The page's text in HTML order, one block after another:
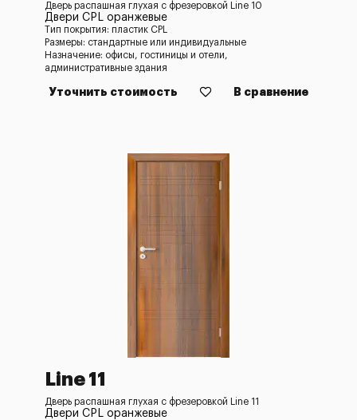
Дверь распашная глухая с фрезеровкой Line 10
Двери CPL оранжевые
Тип покрытия: пластик CPL
Размеры: стандартные или индивидуальные
Назначение: офисы, гостиницы и отели,
административные здания
Уточнить стоимость В сравнение
Line 11
Дверь распашная глухая с фрезеровкой Line 11
Двери CPL оранжевые